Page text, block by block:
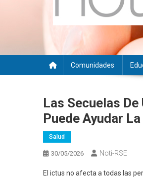
Noti RSE
Noticias con sentido
Comunidades
Las Secuelas
Puede Ayudar
Salud
30/05/2026 Noti-RSE
El ictus no afecta a todas las